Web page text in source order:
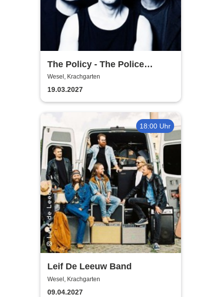
The Policy - The Police
Tribute Band
Wesel, Krachgarten
19.03.2027
18:00 Uhr
Leif De Leeuw Band
Wesel, Krachgarten
09.04.2027